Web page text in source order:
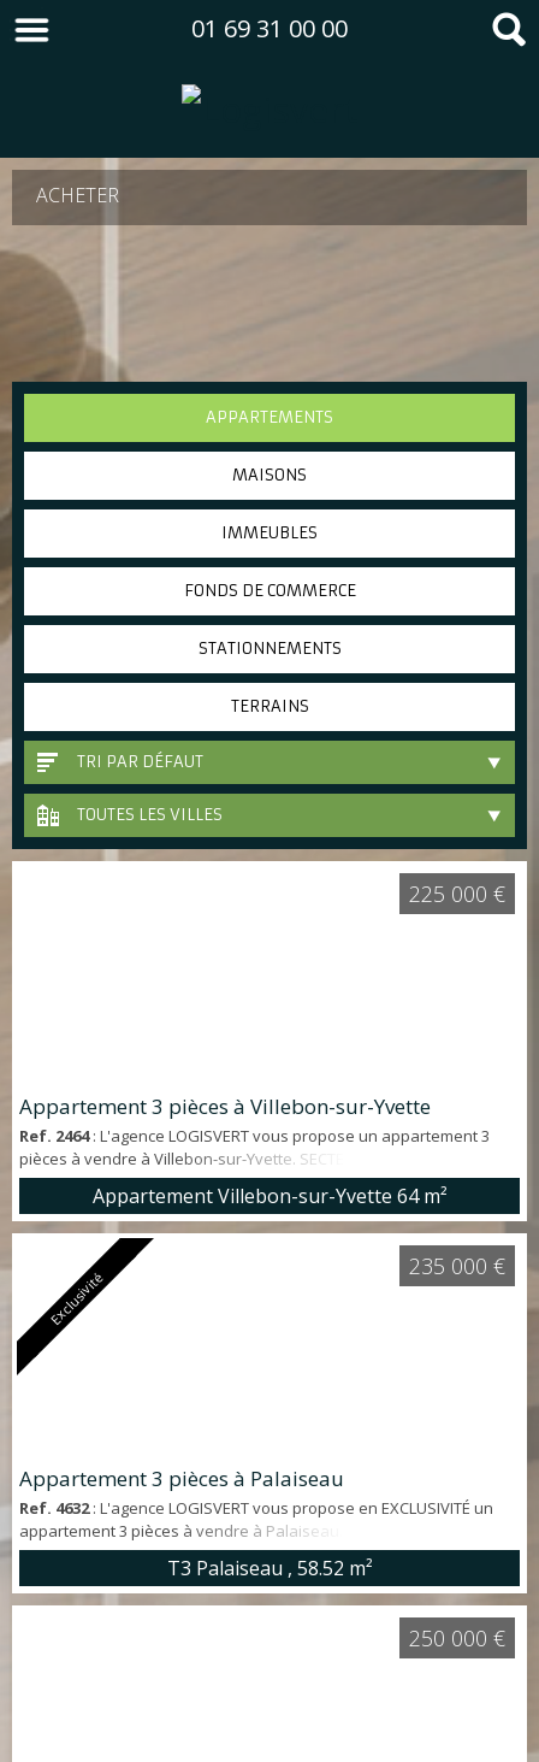
01 69 31 00 00
ACHETER
APPARTEMENTS
MAISONS
IMMEUBLES
FONDS DE COMMERCE
STATIONNEMENTS
TERRAINS
TRI PAR DÉFAUT
TOUTES LES VILLES
Appartement 3 pièces à Villebon-sur-Yvette
Ref. 2464: L'agence LOGISVERT vous propose un appartement 3
pièces à vendre à Villebon-sur-Yvette. SECTEUR RECHERCHÉ.
Appartement d'environ 64 m² offrant: entrée, cuisine, SÉJOUR
ouvrant sur GRAND BALCON sans vis-à-vis, salle d'eau, WC
indépendant, débarras et 2 chambres. Un PARKING PRIVATIF
extérieur et une CAVE complètent ce bien. PROCHE COMMODITÉS:
RER B à 15', bus, écoles et commerces à moins d...
Appartement Villebon-sur-Yvette 64 m²
225 000 €
Exclusivité
Appartement 3 pièces à Palaiseau
Ref. 4632: L'agence LOGISVERT vous propose en EXCLUSIVITÉ un
appartement 3 pièces à vendre à Palaiseau. Au sein d'une
résidence bien entretenue, appartement d'environ 59 m² en
EXCELLENT ÉTAT offrant : entrée, séjour, cuisine aménagée et
équipée, 2 chambres, salle d'eau et WC. Une CAVE et un PARKING
complètent ce bien . Contactez directement Nicolas DAIRE au
T3 Palaiseau , 58.52 m²
235 000 €
250 000 €